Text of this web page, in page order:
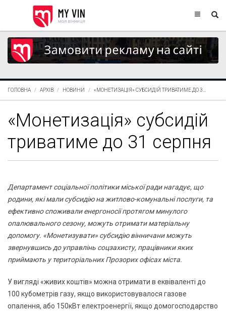
ГОЛОВНА АРХІВ НОВИНИ «МОНЕТИЗАЦІЯ» СУБСИДІЙ ТРИВАТИМЕ ДО 3...
«Монетизація» субсидій
триватиме до 31 серпня
Департамент соціальної політики міської ради нагадує, що
родини, які мали субсидію на житлово-комунальні послуги, та
ефективно споживали енергоносії протягом минулого
опалювального сезону, можуть отримати матеріальну
допомогу. «Монетизувати» субсидію вінничани можуть
звернувшись до управлінь соцзахисту, працівники яких
приймають у територіальних Прозорих офісах міста.
У вигляді «живих коштів» можна отримати в еквіваленті до
100 кубометрів газу, якщо використовувалося газове
опалення, або 150кВт електроенергії, якщо домогосподарство